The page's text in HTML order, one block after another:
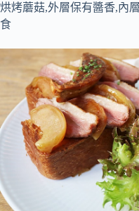
烘烤蘑菇,外層保有醬香,內
食